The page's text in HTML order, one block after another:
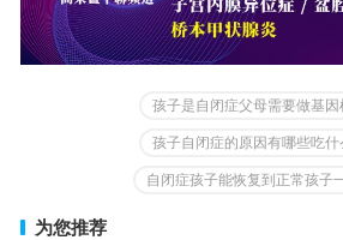
孩子是自闭症父母需要做基因
孩子自闭症的原因有哪些吃什
自闭症孩子能恢复到正常孩子
为您推荐